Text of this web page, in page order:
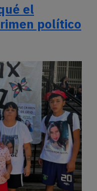
el
político